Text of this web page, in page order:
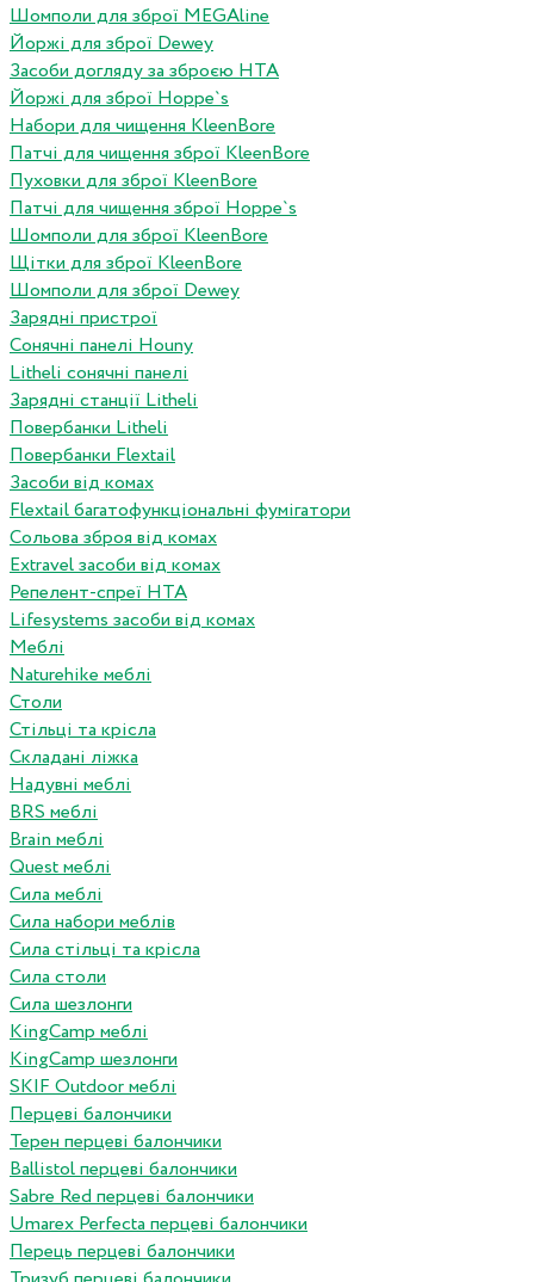
Шомполи для зброї MEGAline
Йоржі для зброї Dewey
Засоби догляду за зброєю HTA
Йоржі для зброї Hoppe`s
Набори для чищення KleenBore
Патчі для чищення зброї KleenBore
Пуховки для зброї KleenBore
Патчі для чищення зброї Hoppe`s
Шомполи для зброї KleenBore
Щітки для зброї KleenBore
Шомполи для зброї Dewey
Зарядні пристрої
Сонячні панелі Houny
Litheli сонячні панелі
Зарядні станції Litheli
Повербанки Litheli
Повербанки Flextail
Засоби від комах
Flextail багатофункціональні фумігатори
Сольова зброя від комах
Extravel засоби від комах
Репелент-спреї HTA
Lifesystems засоби від комах
Меблі
Naturehike меблі
Столи
Стільці та крісла
Складані ліжка
Надувні меблі
BRS меблі
Brain меблі
Quest меблі
Сила меблі
Сила набори меблів
Сила стільці та крісла
Сила столи
Сила шезлонги
KingCamp меблі
KingCamp шезлонги
SKIF Outdoor меблі
Перцеві балончики
Терен перцеві балончики
Ballistol перцеві балончики
Sabre Red перцеві балончики
Umarex Perfecta перцеві балончики
Перець перцеві балончики